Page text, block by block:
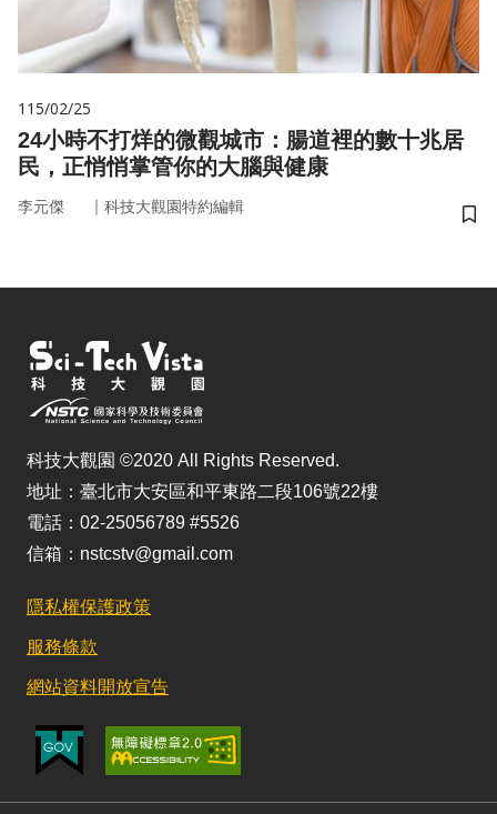
115/02/25
24小時不打烊的微觀城市：腸道裡的數十兆居
民，正悄悄掌管你的大腦與健康
李元傑 ｜ 科技大觀園特約編輯
儲
科技大觀園 ©2020 All Rights Reserved.
地址：臺北市大安區和平東路二段106號22樓
電話：02-25056789 #5526
信箱：nstcstv@gmail.com
隱私權保護政策
服務條款
網站資料開放宣告